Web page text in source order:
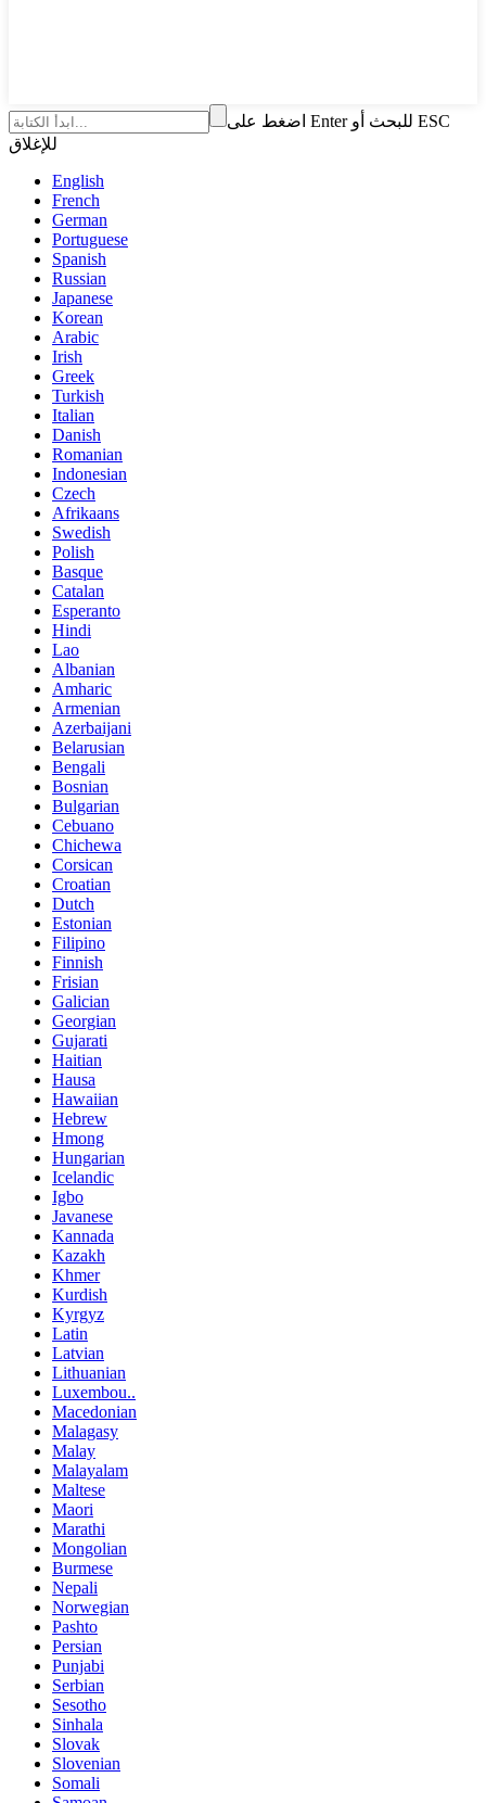
اضغط على Enter للبحث أو ESC
للإغلاق
English
French
German
Portuguese
Spanish
Russian
Japanese
Korean
Arabic
Irish
Greek
Turkish
Italian
Danish
Romanian
Indonesian
Czech
Afrikaans
Swedish
Polish
Basque
Catalan
Esperanto
Hindi
Lao
Albanian
Amharic
Armenian
Azerbaijani
Belarusian
Bengali
Bosnian
Bulgarian
Cebuano
Chichewa
Corsican
Croatian
Dutch
Estonian
Filipino
Finnish
Frisian
Galician
Georgian
Gujarati
Haitian
Hausa
Hawaiian
Hebrew
Hmong
Hungarian
Icelandic
Igbo
Javanese
Kannada
Kazakh
Khmer
Kurdish
Kyrgyz
Latin
Latvian
Lithuanian
Luxembou..
Macedonian
Malagasy
Malay
Malayalam
Maltese
Maori
Marathi
Mongolian
Burmese
Nepali
Norwegian
Pashto
Persian
Punjabi
Serbian
Sesotho
Sinhala
Slovak
Slovenian
Somali